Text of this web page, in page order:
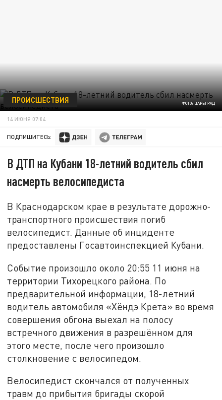
ФОТО: ЦАРЬГРАД
ПРОИСШЕСТВИЯ
14 ИЮНЯ 07:04
ПОДПИШИТЕСЬ:
В ДТП на Кубани 18-летний водитель сбил
насмерть велосипедиста
В Краснодарском крае в результате дорожно-
транспортного происшествия погиб
велосипедист. Данные об инциденте
предоставлены Госавтоинспекцией Кубани.
Событие произошло около 20:55 11 июня на
территории Тихорецкого района. По
предварительной информации, 18-летний
водитель автомобиля «Хёндэ Крета» во время
совершения обгона выехал на полосу
встречного движения в разрешённом для
этого месте, после чего произошло
столкновение с велосипедом.
Велосипедист скончался от полученных
травм до прибытия бригады скорой